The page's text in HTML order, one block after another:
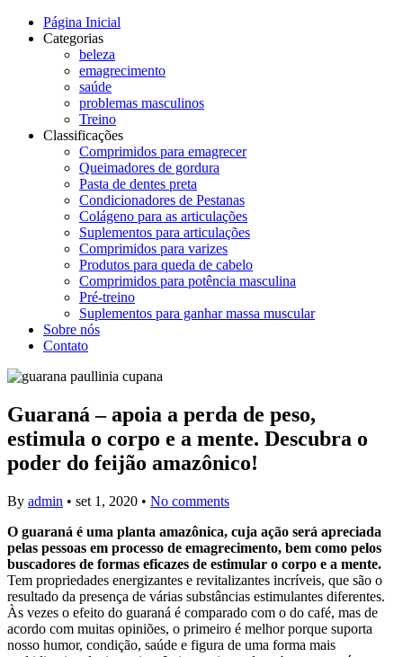
Página Inicial
Categorias
beleza
emagrecimento
saúde
problemas masculinos
Treino
Classificações
Comprimidos para emagrecer
Queimadores de gordura
Pasta de dentes preta
Condicionadores de Pestanas
Colágeno para as articulações
Suplementos para articulações
Comprimidos para varizes
Produtos para queda de cabelo
Comprimidos para potência masculina
Pré-treino
Suplementos para ganhar massa muscular
Sobre nós
Contato
Guaraná – apoia a perda de peso,
estimula o corpo e a mente. Descubra o
poder do feijão amazônico!
By admin • set 1, 2020 • No comments
O guaraná é uma planta amazônica, cuja ação será apreciada
pelas pessoas em processo de emagrecimento, bem como pelos
buscadores de formas eficazes de estimular o corpo e a mente.
Tem propriedades energizantes e revitalizantes incríveis, que são o
resultado da presença de várias substâncias estimulantes diferentes.
Às vezes o efeito do guaraná é comparado com o do café, mas de
acordo com muitas opiniões, o primeiro é melhor porque suporta
nosso humor, condição, saúde e figura de uma forma mais